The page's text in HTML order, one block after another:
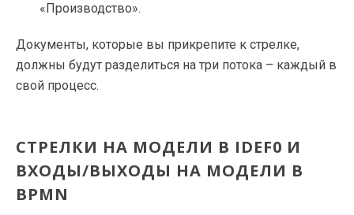
«Производство».
Документы, которые вы прикрепите к стрелке,
должны будут разделиться на три потока – каждый в
свой процесс.
СТРЕЛКИ НА МОДЕЛИ В IDEF0 И
ВХОДЫ/ВЫХОДЫ НА МОДЕЛИ В
BPMN